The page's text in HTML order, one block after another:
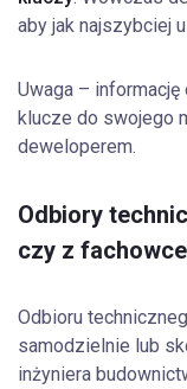
aby jak najszybciej
Uwaga –
klucze do swojego
deweloperem.
Odbiory
czy z
Odbioru
samodzielnie lub
inżyniera